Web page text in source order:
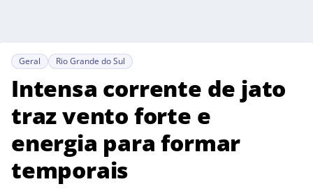
Geral Rio Grande do Sul
Intensa corrente de jato
traz vento forte e
energia para formar
temporais